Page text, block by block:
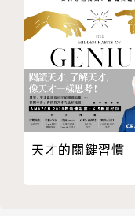
【職場人得救了，
豬隊友絕不會承認
「豬」的地方。
我們並非活在看重
現實的世界。因此
的豬隊友便是這樣
不會承認自己是豬
重點是瞭解豬隊友
感受性太強，太容
內向的人不擅交際的
三姑六婆之間為何
反映過程與比較過程
整天把「人不可貌
喜歡吹噓自己的朋
自己不努力卻抱怨別
天才的關鍵習慣